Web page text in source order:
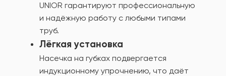
UNIOR гарантируют профессиональную
и надёжную работу с любыми типами
труб.
Лёгкая установка
Насечка на губках подвергается
индукционному упрочнению, что даёт